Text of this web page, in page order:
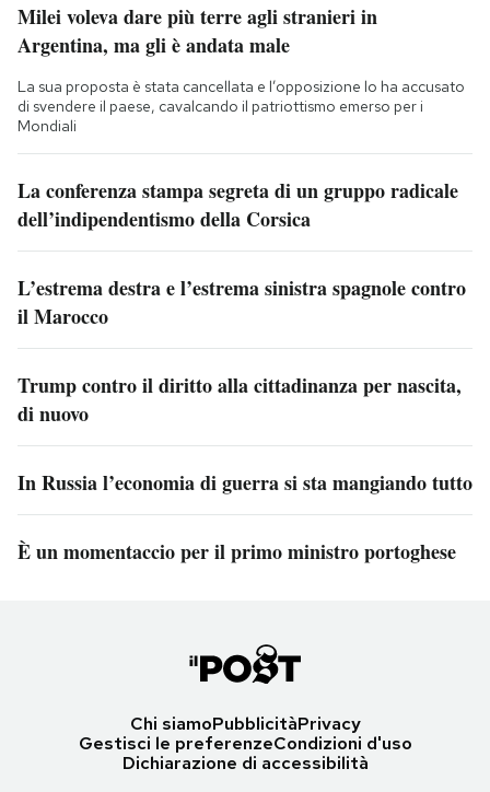
Milei voleva dare più terre agli stranieri in
Argentina, ma gli è andata male
La sua proposta è stata cancellata e l’opposizione lo ha accusato
di svendere il paese, cavalcando il patriottismo emerso per i
Mondiali
La conferenza stampa segreta di un gruppo radicale
dell’indipendentismo della Corsica
L’estrema destra e l’estrema sinistra spagnole contro
il Marocco
Trump contro il diritto alla cittadinanza per nascita,
di nuovo
In Russia l’economia di guerra si sta mangiando tutto
È un momentaccio per il primo ministro portoghese
Chi siamoPubblicitàPrivacy
Gestisci le preferenzeCondizioni d'uso
Dichiarazione di accessibilità